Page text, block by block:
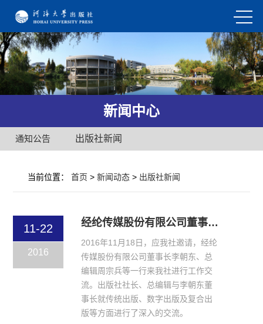
新闻中心
通知公告 出版社新闻
当前位置：首页 >新闻动态 > 出版社新闻
11-22
2016
经纶传媒股份有限公司董事长李朝东一行莅临我社进行交流
2016年11月18日，应我社邀请，经纶
传媒股份有限公司董事长李朝东、总
编辑周宗兵等一行来我社进行工作交
流。出版社社长、总编辑与李朝东董
事长就传统出版、数字出版及复合出
版等方面进行了深入的交流。